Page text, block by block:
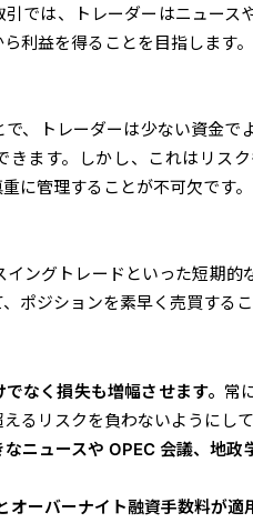
では、トレーダーはニュー
利益を得ることを目指します。
で、トレーダーは少ない資金
きます。しかし、これはリス
に管理することが不可欠です。
ングトレードといった短期
ポジションを素早く売買するこ
なく損失も増幅させます。 常
るリスクを負わないようにして
ニュースや OPEC 会議、地
オーバーナイト融資手数料が適